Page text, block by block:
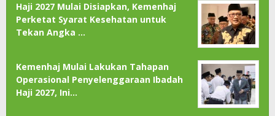
Haji 2027 Mulai Disiapkan, Kemenhaj
Perketat Syarat Kesehatan untuk
Tekan Angka …
Kemenhaj Mulai Lakukan Tahapan
Operasional Penyelenggaraan Ibadah
Haji 2027, Ini…